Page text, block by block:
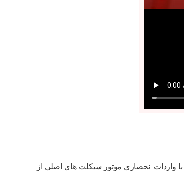
مطابق با سال 1997 میلادی فعالیت خود را آغاز نموده و با واردات انحصاری موتور سیکلت های اصلی از